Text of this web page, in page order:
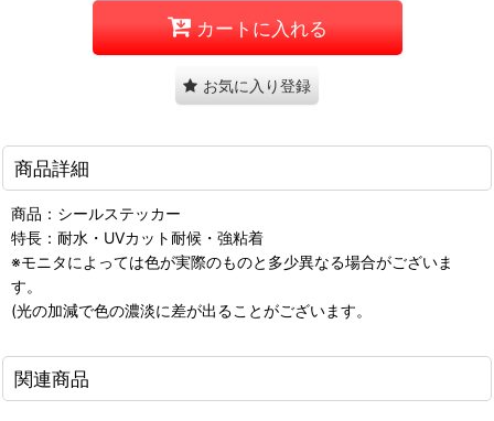
カートに入れる
お気に入り登録
商品詳細
商品：シールステッカー
特長：耐水・UVカット耐候・強粘着
※モニタによっては色が実際のものと多少異なる場合がございま
す。
(光の加減で色の濃淡に差が出ることがございます。
関連商品